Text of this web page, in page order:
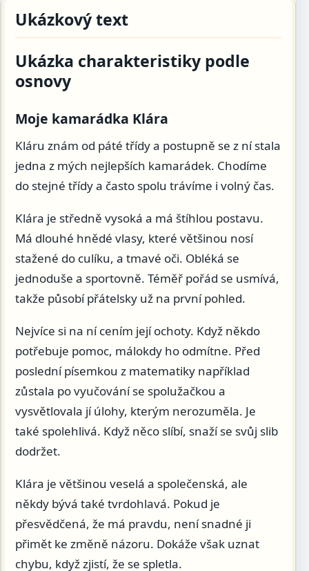
Ukázkový text
Ukázka charakteristiky podle
osnovy
Moje kamarádka Klára
Kláru znám od páté třídy a postupně se z ní stala
jedna z mých nejlepších kamarádek. Chodíme
do stejné třídy a často spolu trávíme i volný čas.
Klára je středně vysoká a má štíhlou postavu.
Má dlouhé hnědé vlasy, které většinou nosí
stažené do culíku, a tmavé oči. Obléká se
jednoduše a sportovně. Téměř pořád se usmívá,
takže působí přátelsky už na první pohled.
Nejvíce si na ní cením její ochoty. Když někdo
potřebuje pomoc, málokdy ho odmítne. Před
poslední písemkou z matematiky například
zůstala po vyučování se spolužačkou a
vysvětlovala jí úlohy, kterým nerozuměla. Je
také spolehlivá. Když něco slíbí, snaží se svůj slib
dodržet.
Klára je většinou veselá a společenská, ale
někdy bývá také tvrdohlavá. Pokud je
přesvědčená, že má pravdu, není snadné ji
přimět ke změně názoru. Dokáže však uznat
chybu, když zjistí, že se spletla.